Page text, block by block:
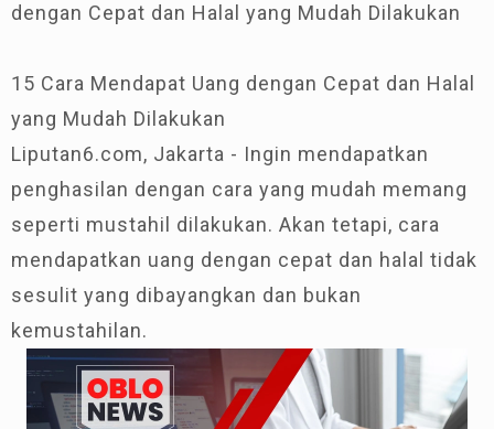
dengan Cepat dan Halal yang Mudah Dilakukan
15 Cara Mendapat Uang dengan Cepat dan Halal
yang Mudah Dilakukan
Liputan6.com, Jakarta - Ingin mendapatkan
penghasilan dengan cara yang mudah memang
seperti mustahil dilakukan. Akan tetapi, cara
mendapatkan uang dengan cepat dan halal tidak
sesulit yang dibayangkan dan bukan
kemustahilan.